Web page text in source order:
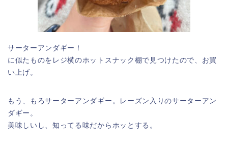
サーターアンダギー！
に似たものをレジ横のホットスナック棚で見つけたので、お買
い上げ。
もう、もろサーターアンダギー。レーズン入りのサーターアン
ダギー。
美味しいし、知ってる味だからホッとする。